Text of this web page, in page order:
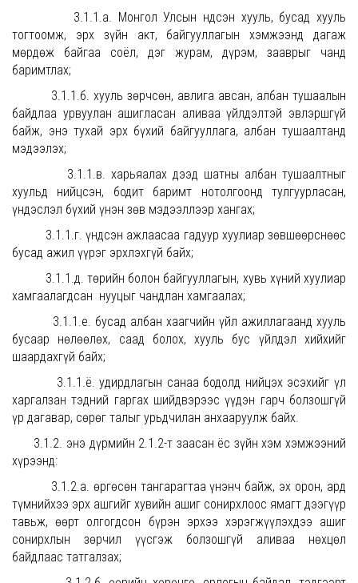
3.1.1.а. Монгол Улсын Үндсэн хууль, бусад хууль
тогтоомж, эрх зүйн акт, байгууллагын хэмжээнд дагаж
мөрдөж байгаа соёл, дэг журам, дүрэм, зааврыг чанд
баримтлах;
3.1.1.б. хууль зөрчсөн, авлига авсан, албан тушаалын
байдлаа урвуулан ашигласан аливаа үйлдэлтэй эвлэршгүй
байж, энэ тухай эрх бүхий байгууллага, албан тушаалтанд
мэдээлэх;
3.1.1.в. харьяалах дээд шатны албан тушаалтныг
хуульд нийцсэн, бодит баримт нотолгоонд тулгуурласан,
үндэслэл бүхий үнэн зөв мэдээллээр хангах;
3.1.1.г. үндсэн ажлаасаа гадуур хуулиар зөвшөөрснөөс
бусад ажил үүрэг эрхлэхгүй байх;
3.1.1.д. төрийн болон байгууллагын, хувь хүний хуулиар
хамгаалагдсан нууцыг чандлан хамгаалах;
3.1.1.е. бусад албан хаагчийн үйл ажиллагаанд хууль
бусаар нөлөөлөх, саад болох, хууль бус үйлдэл хийхийг
шаардахгүй байх;
3.1.1.ё. удирдлагын санаа бодолд нийцэх эсэхийг үл
харгалзан тэдний гаргах шийдвэрээс үүдэн гарч болзошгүй
үр дагавар, сөрөг талыг урьдчилан анхааруулж байх.
3.1.2. энэ дүрмийн 2.1.2-т заасан ёс зүйн хэм хэмжээний
хүрээнд:
3.1.2.а. өргөсөн тангарагтаа үнэнч байж, эх орон, ард
түмнийхээ эрх ашгийг хувийн ашиг сонирхлоос ямагт дээгүүр
тавьж, өөрт олгогдсон бүрэн эрхээ хэрэгжүүлэхдээ ашиг
сонирхлын зөрчил үүсгэж болзошгүй аливаа нөхцөл
байдлаас татгалзах;